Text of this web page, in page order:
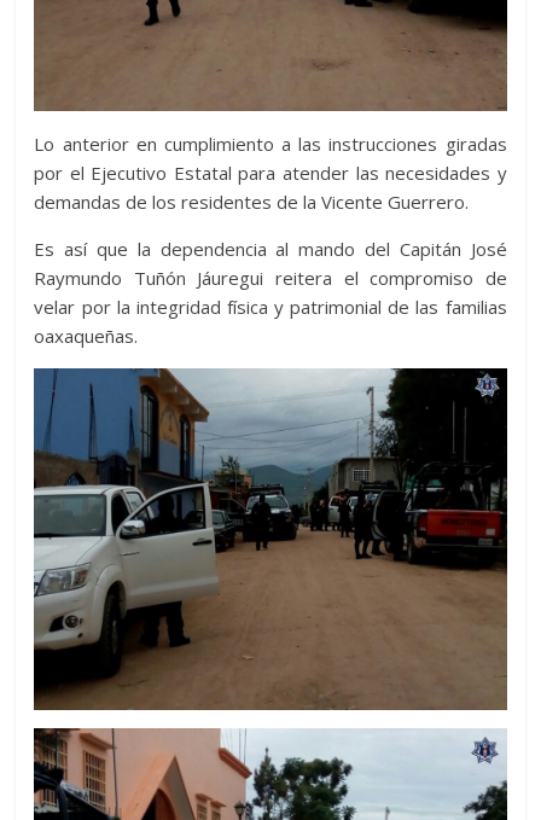
Lo anterior en cumplimiento a las instrucciones giradas
por el Ejecutivo Estatal para atender las necesidades y
demandas de los residentes de la Vicente Guerrero.
Es así que la dependencia al mando del Capitán José
Raymundo Tuñón Jáuregui reitera el compromiso de
velar por la integridad física y patrimonial de las familias
oaxaqueñas.